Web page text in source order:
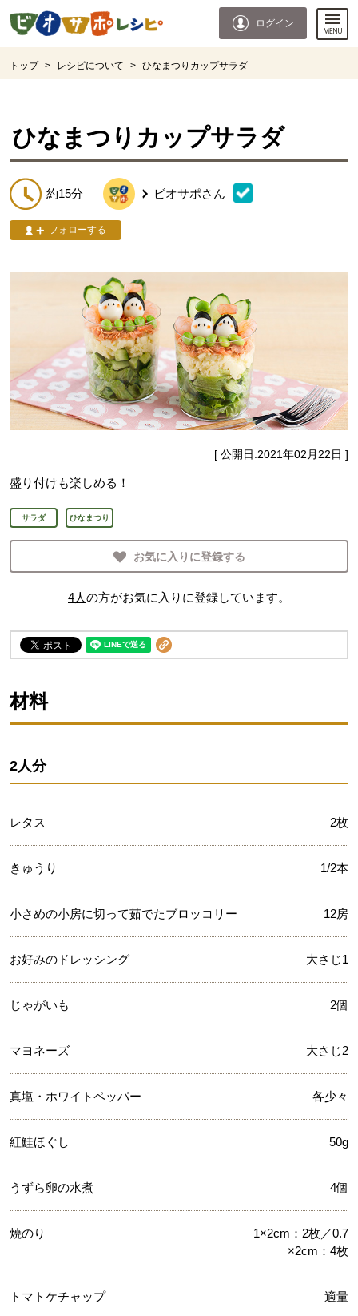
ページの先頭です。
ログイン
トップ > レシピについて > ひなまつりカップサラダ
ひなまつりカップサラダ
約15分 ビオサポさん
フォローする
[ 公開日:2021年02月22日 ]
盛り付けも楽しめる！
サラダ ひなまつり
お気に入りに登録する
4人の方がお気に入りに登録しています。
材料
2人分
レタス 2枚
きゅうり 1/2本
小さめの小房に切って茹でたブロッコリー 12房
お好みのドレッシング 大さじ1
じゃがいも 2個
マヨネーズ 大さじ2
真塩・ホワイトペッパー 各少々
紅鮭ほぐし 50g
うずら卵の水煮 4個
焼のり
1×2cm：2枚／0.7
×2cm：4枚
トマトケチャップ 適量